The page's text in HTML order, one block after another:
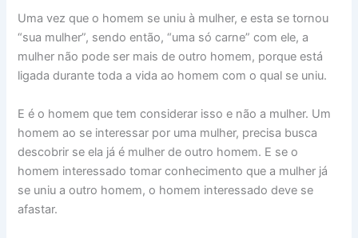
Uma vez que o homem se uniu à mulher, e esta se tornou
“sua mulher”, sendo então, “uma só carne” com ele, a
mulher não pode ser mais de outro homem, porque está
ligada durante toda a vida ao homem com o qual se uniu.
E é o homem que tem considerar isso e não a mulher. Um
homem ao se interessar por uma mulher, precisa busca
descobrir se ela já é mulher de outro homem. E se o
homem interessado tomar conhecimento que a mulher já
se uniu a outro homem, o homem interessado deve se
afastar.